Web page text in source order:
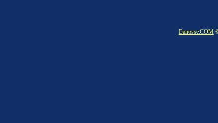
Danosse.COM